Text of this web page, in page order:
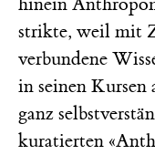
strikte, weil mit
verbundene
in seinen
ganz
kuratierten